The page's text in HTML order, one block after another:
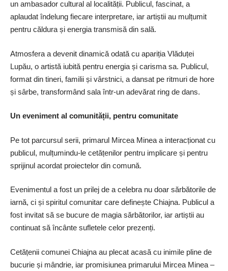
un ambasador cultural al localității. Publicul, fascinat, a
aplaudat îndelung fiecare interpretare, iar artiștii au mulțumit
pentru căldura și energia transmisă din sală.
Atmosfera a devenit dinamică odată cu apariția Vlăduței
Lupău, o artistă iubită pentru energia și carisma sa. Publicul,
format din tineri, familii și vârstnici, a dansat pe ritmuri de hore
și sârbe, transformând sala într-un adevărat ring de dans.
Un eveniment al comunității, pentru comunitate
Pe tot parcursul serii, primarul Mircea Minea a interacționat cu
publicul, mulțumindu-le cetățenilor pentru implicare și pentru
sprijinul acordat proiectelor din comună.
Evenimentul a fost un prilej de a celebra nu doar sărbătorile de
iarnă, ci și spiritul comunitar care definește Chiajna. Publicul a
fost invitat să se bucure de magia sărbătorilor, iar artiștii au
continuat să încânte sufletele celor prezenți.
Cetățenii comunei Chiajna au plecat acasă cu inimile pline de
bucurie și mândrie, iar promisiunea primarului Mircea Minea –